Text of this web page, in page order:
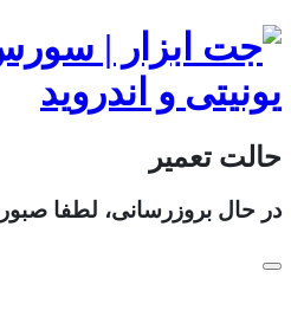
حالت تعمیر
در حال بروزرسانی، لطفا